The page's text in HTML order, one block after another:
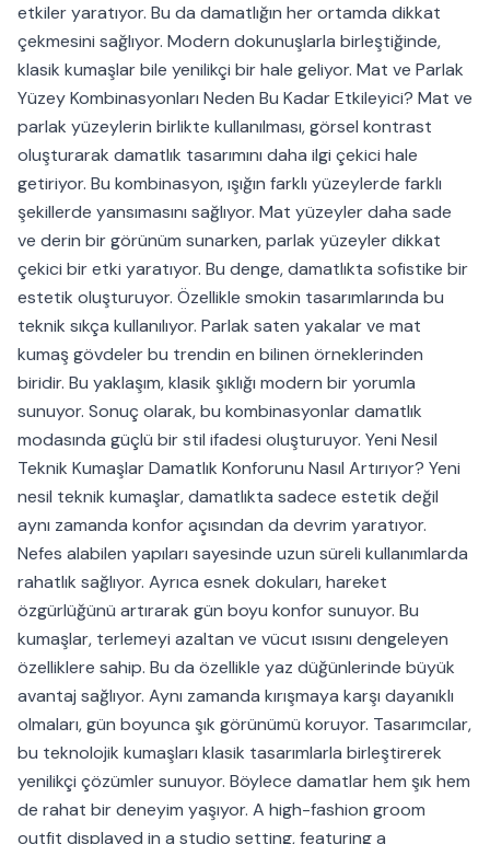
etkiler yaratıyor. Bu da damatlığın her ortamda dikkat
çekmesini sağlıyor. Modern dokunuşlarla birleştiğinde,
klasik kumaşlar bile yenilikçi bir hale geliyor. Mat ve Parlak
Yüzey Kombinasyonları Neden Bu Kadar Etkileyici? Mat ve
parlak yüzeylerin birlikte kullanılması, görsel kontrast
oluşturarak damatlık tasarımını daha ilgi çekici hale
getiriyor. Bu kombinasyon, ışığın farklı yüzeylerde farklı
şekillerde yansımasını sağlıyor. Mat yüzeyler daha sade
ve derin bir görünüm sunarken, parlak yüzeyler dikkat
çekici bir etki yaratıyor. Bu denge, damatlıkta sofistike bir
estetik oluşturuyor. Özellikle smokin tasarımlarında bu
teknik sıkça kullanılıyor. Parlak saten yakalar ve mat
kumaş gövdeler bu trendin en bilinen örneklerinden
biridir. Bu yaklaşım, klasik şıklığı modern bir yorumla
sunuyor. Sonuç olarak, bu kombinasyonlar damatlık
modasında güçlü bir stil ifadesi oluşturuyor. Yeni Nesil
Teknik Kumaşlar Damatlık Konforunu Nasıl Artırıyor? Yeni
nesil teknik kumaşlar, damatlıkta sadece estetik değil
aynı zamanda konfor açısından da devrim yaratıyor.
Nefes alabilen yapıları sayesinde uzun süreli kullanımlarda
rahatlık sağlıyor. Ayrıca esnek dokuları, hareket
özgürlüğünü artırarak gün boyu konfor sunuyor. Bu
kumaşlar, terlemeyi azaltan ve vücut ısısını dengeleyen
özelliklere sahip. Bu da özellikle yaz düğünlerinde büyük
avantaj sağlıyor. Aynı zamanda kırışmaya karşı dayanıklı
olmaları, gün boyunca şık görünümü koruyor. Tasarımcılar,
bu teknolojik kumaşları klasik tasarımlarla birleştirerek
yenilikçi çözümler sunuyor. Böylece damatlar hem şık hem
de rahat bir deneyim yaşıyor. A high-fashion groom
outfit displayed in a studio setting, featuring a